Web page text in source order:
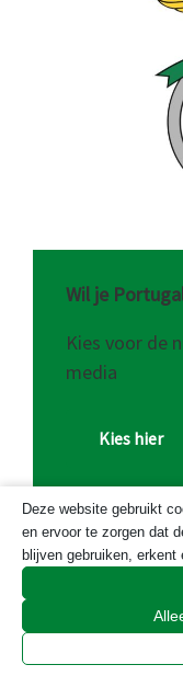
Wil je
Kies voor de
media
Kies hier
Deze website gebruikt
en ervoor te zorgen dat
blijven gebruiken,